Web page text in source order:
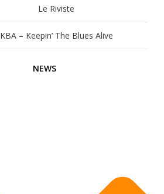
Le Riviste
KBA – Keepin’ The Blues Alive
NEWS